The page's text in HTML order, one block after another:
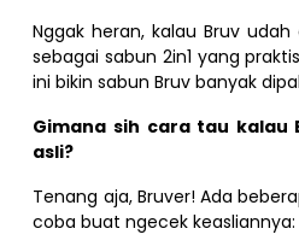
Nggak heran, kalau Bruv
sebagai sabun 2in1 yang
ini bikin sabun Bruv banyak
Gimana sih cara tau
asli?
Tenang aja, Bruver! Ada
coba buat ngecek keasliannya: